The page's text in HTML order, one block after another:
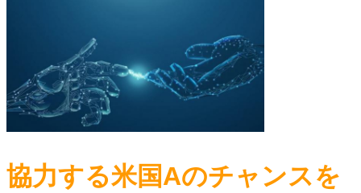
協力する米国Aのチャンスを